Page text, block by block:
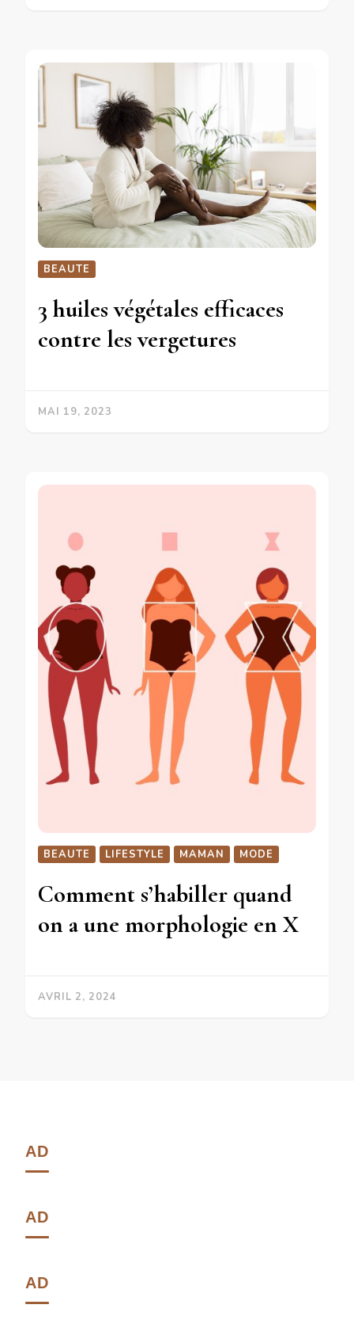
BEAUTE
3 huiles végétales efficaces
contre les vergetures
MAI 19, 2023
BEAUTE LIFESTYLE MAMAN MODE
Comment s’habiller quand
on a une morphologie en X
AVRIL 2, 2024
AD
AD
AD